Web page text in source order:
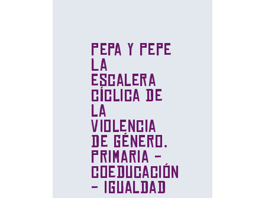
Pepa y Pepe
La
escalera
cíclica de
la
violencia
de género.
Primaria -
coeducación
- igualdad